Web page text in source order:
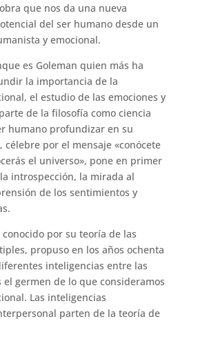
que nos da una nueva
del ser humano desde un
y emocional.
es Goleman quien más ha
la importancia de la
el estudio de las emociones y
de la filosofía como ciencia
humano profundizar en su
célebre por el mensaje «conócete
el universo», pone en primer
introspección, la mirada al
de los sentimientos y
por su teoría de las
propuso en los años ochenta
inteligencias entre las
germen de lo que consideramos
Las inteligencias
parten de la teoría de